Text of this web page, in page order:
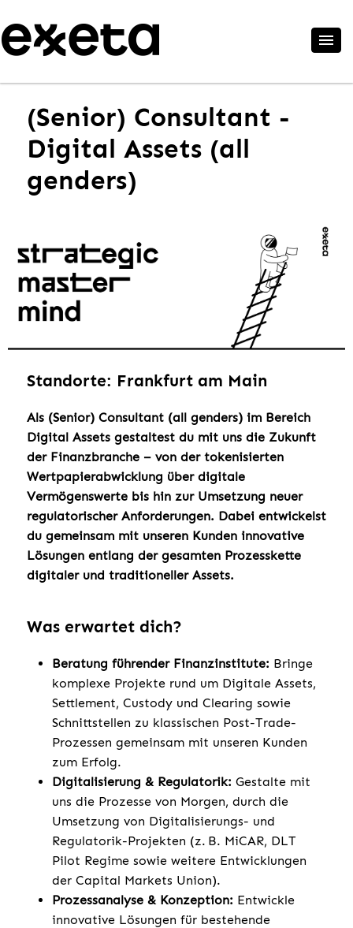
(Senior) Consultant -
Digital Assets (all
genders)
Standorte: Frankfurt am Main
Als (Senior) Consultant (all genders) im Bereich
Digital Assets gestaltest du mit uns die Zukunft
der Finanzbranche – von der tokenisierten
Wertpapierabwicklung über digitale
Vermögenswerte bis hin zur Umsetzung neuer
regulatorischer Anforderungen. Dabei entwickelst
du gemeinsam mit unseren Kunden innovative
Lösungen entlang der gesamten Prozesskette
digitaler und traditioneller Assets.
Was erwartet dich?
Beratung führender Finanzinstitute: Bringe
komplexe Projekte rund um Digitale Assets,
Settlement, Custody und Clearing sowie
Schnittstellen zu klassischen Post-Trade-
Prozessen gemeinsam mit unseren Kunden
zum Erfolg.
Digitalisierung & Regulatorik: Gestalte mit
uns die Prozesse von Morgen, durch die
Umsetzung von Digitalisierungs- und
Regulatorik-Projekten (z. B. MiCAR, DLT
Pilot Regime sowie weitere Entwicklungen
der Capital Markets Union).
Prozessanalyse & Konzeption: Entwickle
innovative Lösungen für bestehende